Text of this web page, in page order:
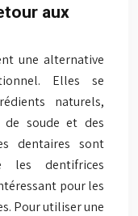
aux
une alternative
Elles se
naturels,
de soude et des
dentaires sont
les dentifrices
pour les
Pour utiliser une